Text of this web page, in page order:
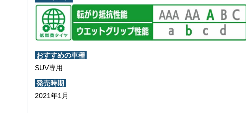
おすすめの車種
SUV専用
発売時期
2021年1月